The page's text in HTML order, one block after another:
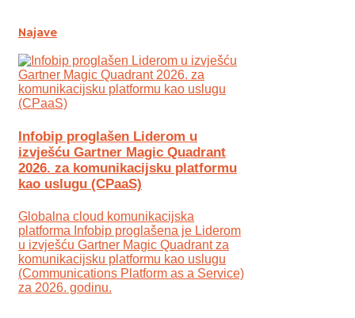
Najave
Infobip proglašen Liderom u
izvješću Gartner Magic Quadrant
2026. za komunikacijsku platformu
kao uslugu (CPaaS)
Globalna cloud komunikacijska
platforma Infobip proglašena je Liderom
u izvješću Gartner Magic Quadrant za
komunikacijsku platformu kao uslugu
(Communications Platform as a Service)
za 2026. godinu.